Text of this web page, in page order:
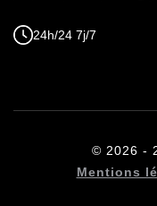
24h/24 7j/7
© 2026 -
Mentions